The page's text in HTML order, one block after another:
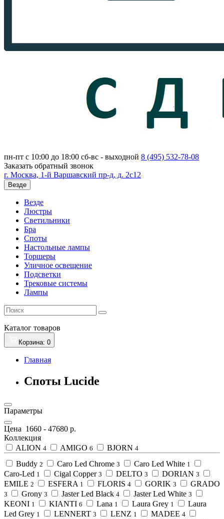
пн-пт с 10:00 до 18:00 сб-вс - выходной 8 (495) 532-78-08
Заказать обратный звонок
г. Москва, 1-й Варшавский пр-д, д. 2с12
Везде
Везде
Люстры
Светильники
Бра
Споты
Настольные лампы
Торшеры
Уличное освещение
Подсветки
Трековые системы
Лампы
Каталог товаров
Корзина: 0
Главная
Споты Lucide
Параметры
Цена 1660 - 47680 р.
Коллекция
ALION 4 AMIGO 6 BJORN 4
Buddy 2 Caro Led Chrome 3 Caro Led White 1
Caro-Led 1 Cigal Copper 3 DELTO 3 DORIAN 3
EMILE 2 ESFERA 1 FLORIS 4 GORIK 3 GRADO
3 Grony 3 Jaster Led Black 4 Jaster Led White 3
KEONI 1 KIANTI 6 Lana 1 Laura Grey 1
Laura
Led Grey 1 LENNERT 3 LENZ 1 MADEE 4